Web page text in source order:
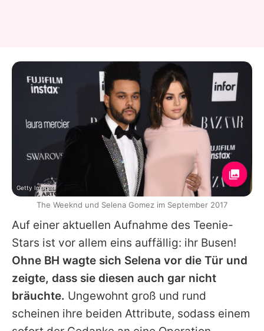
Auf einer aktuellen Aufnahme des Teenie-
Stars ist vor allem eins auffällig: ihr Busen!
Ohne BH wagte sich Selena vor die Tür und
zeigte, dass sie diesen auch gar nicht
bräuchte. Ungewohnt groß und rund
scheinen ihre beiden Attribute, sodass einem
Getty Images
The Weeknd und Selena Gomez im September 2017